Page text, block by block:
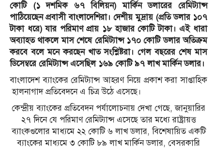
কো‌টি (১ দশমিক ৬৭ বিলিয়ন) মার্কিন ডলারের রেমিট্যান্স
পাঠিয়েছেন প্রবাসী বাংলাদেশিরা। দেশীয় মুদ্রায় (প্র‌তি ডলার ১০৭
টাকা ধ‌রে) যার পরিমাণ প্রায় ১৮ হাজার কোটি টাকা। এই ধারা
অব্যাহত থাকলে মাস শেষে রেমিট্যান্স ১৭০ কোটি ডলার অতিক্রম
করবে বলে মনে করছেন খাত সংশ্লিষ্টরা। গেল বছরের শেষ মাস
ডিসেম্বরে রেমিট্যান্স এসেছিল ১৬৯ কোটি ৯৭ লাখ মার্কিন ডলার।
বাংলাদেশ ব্যাংকের রেমিট্যান্স আহরণ নিয়ে প্রকাশ করা সাপ্তাহিক
হালনাগাদ প্রতিবেদনে এ চিত্র উঠে এসেছে।
কেন্দ্রীয় ব্যাংকের প্রতিবেদন পর্যালোচনায় দেখা গেছে, জানুয়ারির
২৭ দিনে যে পরিমাণ রেমিট্যান্স এসেছে তার মধ্যে রাষ্ট্রায়ত্ত
ব্যাংকগুলোর মাধ্যমে ২২ কোটি ৬ লাখ ডলার, বিশেষায়িত একটি
ব্যাংকের মাধ্যমে ৩ কোটি ৮৯ লাখ মার্কিন ডলার, বেসরকারি